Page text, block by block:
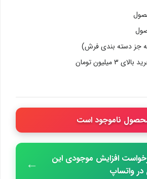
جز دسته بندی فرش)
میلیون تومان
ناموجود است
افزایش موجودی این
واتساپ
←